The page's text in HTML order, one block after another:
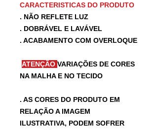
CARACTERISTICAS DO PRODUTO
. NÃO REFLETE LUZ
. DOBRÁVEL E LAVÁVEL
. ACABAMENTO COM OVERLOQUE
ATENÇÃO VARIAÇÕES DE CORES
NA MALHA E NO TECIDO
. AS CORES DO PRODUTO EM
RELAÇÃO A IMAGEM
ILUSTRATIVA, PODEM SOFRER